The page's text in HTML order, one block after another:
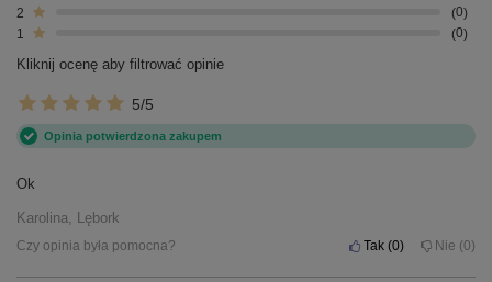
2
0
1
0
Kliknij ocenę aby filtrować opinie
5/5
Opinia potwierdzona zakupem
Ok
Karolina, Lębork
Czy opinia była pomocna? Tak 0 Nie 0